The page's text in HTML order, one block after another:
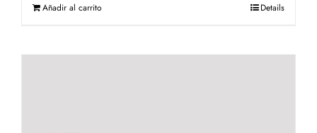
Añadir al carrito Details